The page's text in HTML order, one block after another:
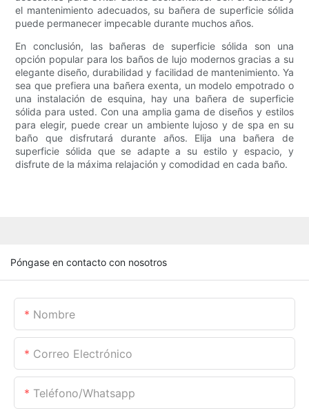
el mantenimiento adecuados, su bañera de superficie sólida
puede permanecer impecable durante muchos años.
En conclusión, las bañeras de superficie sólida son una
opción popular para los baños de lujo modernos gracias a su
elegante diseño, durabilidad y facilidad de mantenimiento. Ya
sea que prefiera una bañera exenta, un modelo empotrado o
una instalación de esquina, hay una bañera de superficie
sólida para usted. Con una amplia gama de diseños y estilos
para elegir, puede crear un ambiente lujoso y de spa en su
baño que disfrutará durante años. Elija una bañera de
superficie sólida que se adapte a su estilo y espacio, y
disfrute de la máxima relajación y comodidad en cada baño.
Póngase en contacto con nosotros
Nombre
Correo Electrónico
Teléfono/whatsapp